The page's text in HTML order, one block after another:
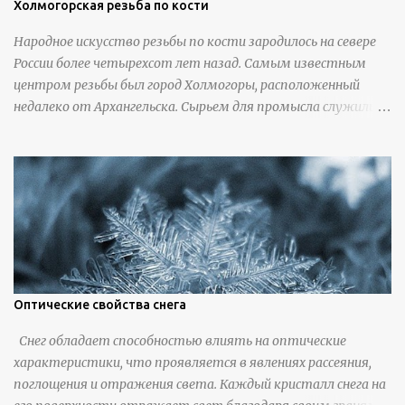
Холмогорская резьба по кости
Народное искусство резьбы по кости зародилось на севере
России более четырехсот лет назад. Самым известным
центром резьбы был город Холмогоры, расположенный
недалеко от Архангельска. Сырьем для промысла служили
облагораживая ее специальной обработкой и тонировкой. В
19 веке резчики также использовали дорогую импортную
слоновую кость для важных заказов. Ажурная ваза
яйцевидной формы с аллегориями времен года - сценами
сбора урожая, сбора фруктов, свадьбы и пожара; кость,
высота 31 см, Н. С. Верещагин, 18 век, из собрания
Государственного Эрмитажа. Кружка с портретами
Дудин О. Х., 18 век, из собрания Государственного Эрмитажа.
Панно с изображением церкви Святых Петра и Павла,
моржовая слоновая кость, Холмогоры, 18 век. Шахматный
Оптические свойства снега
Снег обладает способностью влиять на оптические
характеристики, что проявляется в явлениях рассеяния,
поглощения и отражения света. Каждый кристалл снега на